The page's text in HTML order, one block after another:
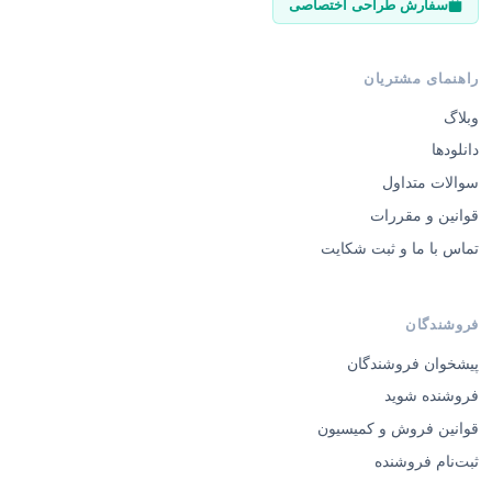
سفارش طراحی اختصاصی
راهنمای مشتریان
وبلاگ
دانلودها
سوالات متداول
قوانین و مقررات
تماس با ما و ثبت شکایت
فروشندگان
پیشخوان فروشندگان
فروشنده شوید
قوانین فروش و کمیسیون
ثبت‌نام فروشنده